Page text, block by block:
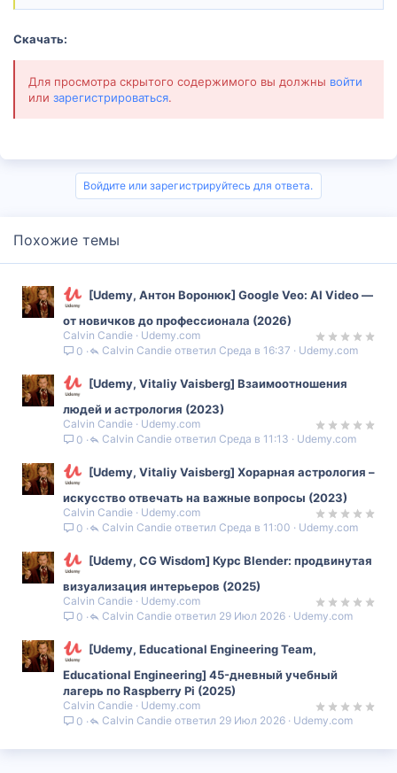
Скачать:
Для просмотра скрытого содержимого вы должны войти
или зарегистрироваться.
Войдите или зарегистрируйтесь для ответа.
Похожие темы
[Udemy, Антон Воронюк] Google Veo: AI Video —
от новичков до профессионала (2026)
Calvin Candie
Udemy.com
0
Udemy.com
Среда в 16:37
Calvin Candie
[Udemy, Vitaliy Vaisberg] Взаимоотношения
людей и астрология (2023)
Calvin Candie
Udemy.com
0
Udemy.com
Среда в 11:13
Calvin Candie
[Udemy, Vitaliy Vaisberg] Хорарная астрология –
искусство отвечать на важные вопросы (2023)
Calvin Candie
Udemy.com
0
Udemy.com
Среда в 11:00
Calvin Candie
[Udemy, CG Wisdom] Курс Blender: продвинутая
визуализация интерьеров (2025)
Calvin Candie
Udemy.com
0
Udemy.com
29 Июл 2026
Calvin Candie
[Udemy, Educational Engineering Team,
Educational Engineering] 45-дневный учебный
лагерь по Raspberry Pi (2025)
Calvin Candie
Udemy.com
0
Udemy.com
29 Июл 2026
Calvin Candie